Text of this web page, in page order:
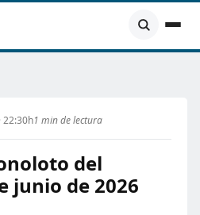
22:30h1 min de lectura
del
junio de 2026